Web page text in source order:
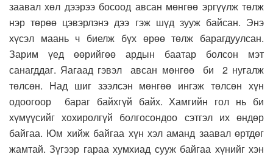
заавал хөл дээрээ босоод авсан мөнгөө эргүүлж төлж
нэр төрөө цэвэрлэнэ дээ гэж шүд зууж байсан. Энэ
хүсэл маань ч биелж бүх өрөө төлж барагдуулсан.
Зарим үед өөрийгөө ардын баатар болсон мэт
санагддаг. Яагаад гэвэл авсан мөнгөө би 2 нугалж
төлсөн. Над шиг зээлсэн мөнгөө ингэж төлсөн хүн
одоогоор бараг байхгүй байх. Хамгийн гол нь би
хүмүүсийг хохиролгүй болгосондоо сэтгэл их өндөр
байгаа. Юм хийж байгаа хүн хэл аманд заавал өртдөг
жамтай. Зүгээр гараа хумхиад сууж байгаа хүнийг хэн